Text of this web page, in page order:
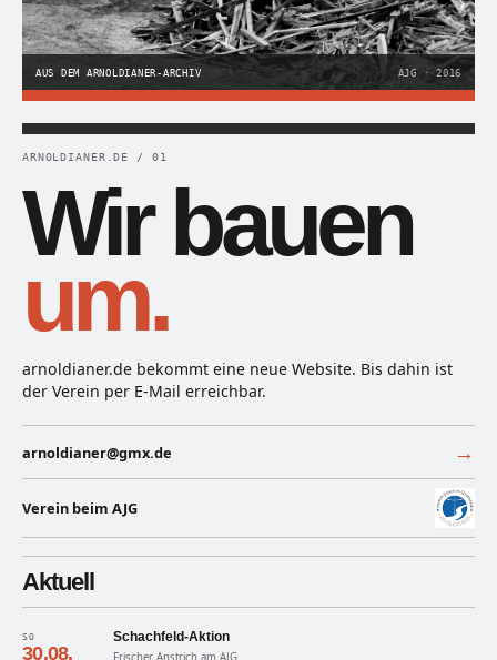
AUS DEM ARNOLDIANER-ARCHIV AJG · 2016
ARNOLDIANER.DE / 01
Wir bauen
um.
arnoldianer.de bekommt eine neue Website. Bis dahin ist
der Verein per E-Mail erreichbar.
arnoldianer@gmx.de →
Verein beim AJG
Aktuell
SO
30.08.
Schachfeld-Aktion
Frischer Anstrich am AJG